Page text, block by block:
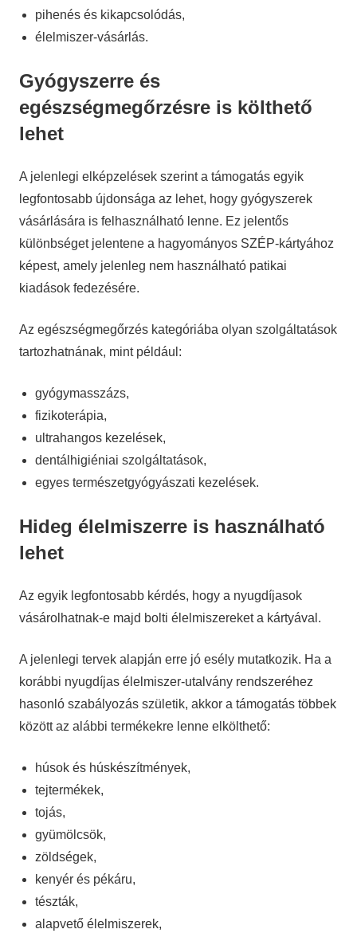
pihenés és kikapcsolódás,
élelmiszer-vásárlás.
Gyógyszerre és
egészségmegőrzésre is költhető
lehet
A jelenlegi elképzelések szerint a támogatás egyik
legfontosabb újdonsága az lehet, hogy gyógyszerek
vásárlására is felhasználható lenne. Ez jelentős
különbséget jelentene a hagyományos SZÉP-kártyához
képest, amely jelenleg nem használható patikai
kiadások fedezésére.
Az egészségmegőrzés kategóriába olyan szolgáltatások
tartozhatnának, mint például:
gyógymasszázs,
fizikoterápia,
ultrahangos kezelések,
dentálhigiéniai szolgáltatások,
egyes természetgyógyászati kezelések.
Hideg élelmiszerre is használható
lehet
Az egyik legfontosabb kérdés, hogy a nyugdíjasok
vásárolhatnak-e majd bolti élelmiszereket a kártyával.
A jelenlegi tervek alapján erre jó esély mutatkozik. Ha a
korábbi nyugdíjas élelmiszer-utalvány rendszeréhez
hasonló szabályozás születik, akkor a támogatás többek
között az alábbi termékekre lenne elkölthető:
húsok és húskészítmények,
tejtermékek,
tojás,
gyümölcsök,
zöldségek,
kenyér és pékáru,
tészták,
alapvető élelmiszerek,